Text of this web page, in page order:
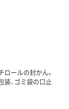
ロールの封かん。
、ゴミ袋の口止